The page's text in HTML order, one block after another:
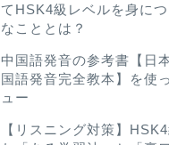
てHSK4級レベルを身に
なこととは？
中国語発音の参考書【日
国語発音完全教本】を使
ュー
【リスニング対策】